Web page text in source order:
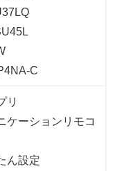
C
リ
ケーションリモコ
ん設定